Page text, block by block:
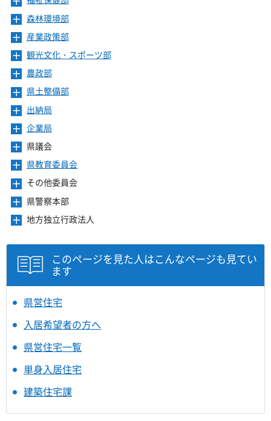
ま
す
開
き
ま
す
を
開
き
ま
す
ュ
ー
を
開
き
ま
す
ニ
ュ
ー
を
開
き
ま
す
メ
ニ
ュ
ー
を
開
き
ま
す
森林環境部
メ
ニ
ュ
ー
開
き
ま
す
産業政策部
メ
ニ
ュ
ー
を
開
き
ま
す
観光文化・スポーツ部
メ
ニ
ュ
ー
を
開
き
ま
す
農政部
メ
ニ
ュ
ー
を
開
き
ま
す
県土整備部
メ
ニ
ュ
ー
を
開
き
ま
す
出納局
メ
ニ
ュ
ー
開
き
ま
す
企業局
メ
ニ
ュ
ー
を
開
き
ま
県議会
メ
ニ
ュ
ー
を
開
ま
す
県教育委員会
メ
ニ
ュ
ー
を
開
す
その他委員会
メ
ニ
ュ
を
開
き
県警察本部
メ
ュ
ー
き
ま
地方独立行政法人
このページを見た人はこんなページも見てい
ます
県営住宅
入居希望者の方へ
県営住宅一覧
単身入居住宅
建築住宅課